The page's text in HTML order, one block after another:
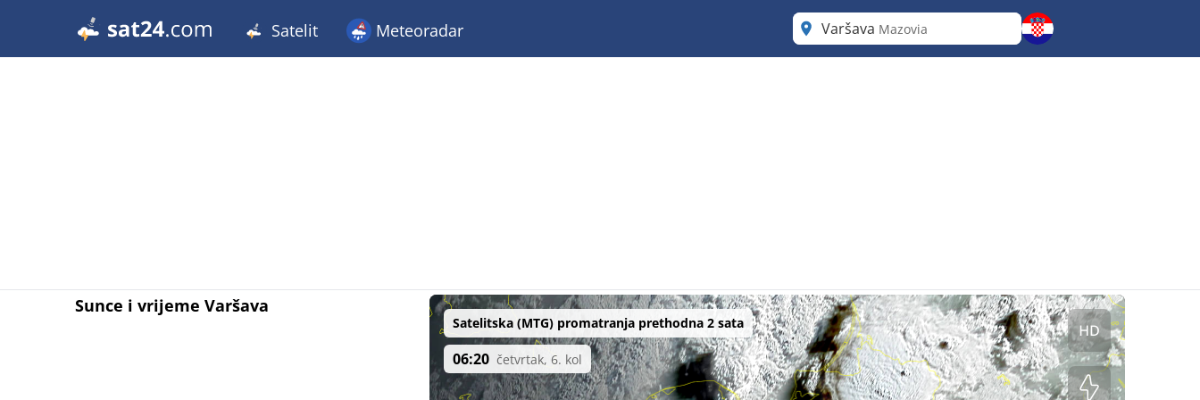
Satelit Meteoradar Varšava Mazovia
Sunce i vrijeme Varšava
Satelitska (MTG) promatranja prethodna 2 sata
06:20 četvrtak, 6. kol